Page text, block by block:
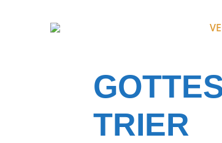
TRIER